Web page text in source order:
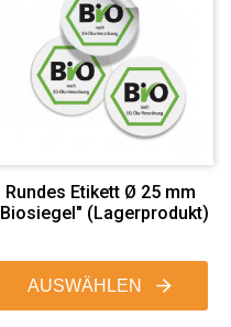
Rundes Etikett Ø 25 mm
(Lagerprodukt)
AUSWÄHLEN